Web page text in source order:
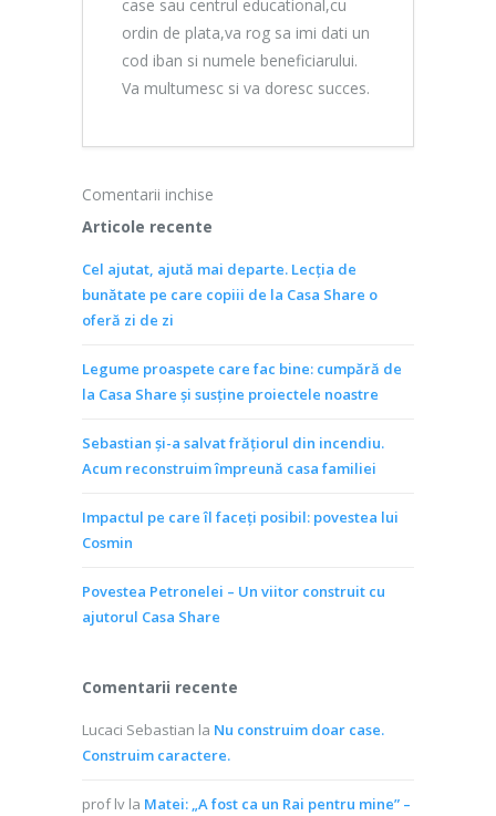
case sau centrul educational,cu
ordin de plata,va rog sa imi dati un
cod iban si numele beneficiarului.
Va multumesc si va doresc succes.
Comentarii inchise
Articole recente
Cel ajutat, ajută mai departe. Lecția de
bunătate pe care copiii de la Casa Share o
oferă zi de zi
Legume proaspete care fac bine: cumpără de
la Casa Share și susține proiectele noastre
Sebastian și-a salvat frățiorul din incendiu.
Acum reconstruim împreună casa familiei
Impactul pe care îl faceți posibil: povestea lui
Cosmin
Povestea Petronelei – Un viitor construit cu
ajutorul Casa Share
Comentarii recente
Lucaci Sebastian la Nu construim doar case.
Construim caractere.
prof lv la Matei: „A fost ca un Rai pentru mine” –